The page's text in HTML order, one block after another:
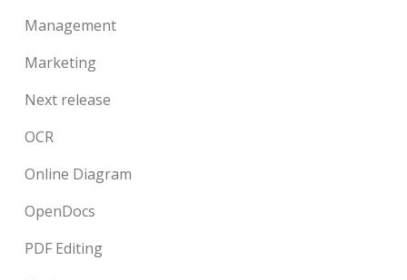
Management
Marketing
Next release
OCR
Online Diagram
OpenDocs
PDF Editing